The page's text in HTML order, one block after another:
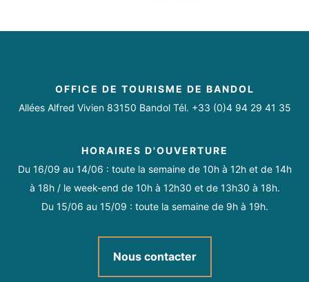
OFFICE DE TOURISME DE BANDOL
Allées Alfred Vivien 83150 Bandol Tél. +33 (0)4 94 29 41 35
HORAIRES D'OUVERTURE
Du 16/09 au 14/06 : toute la semaine de 10h à 12h et de 14h
à 18h / le week-end de 10h à 12h30 et de 13h30 à 18h.
Du 15/06 au 15/09 : toute la semaine de 9h à 19h.
Nous contacter